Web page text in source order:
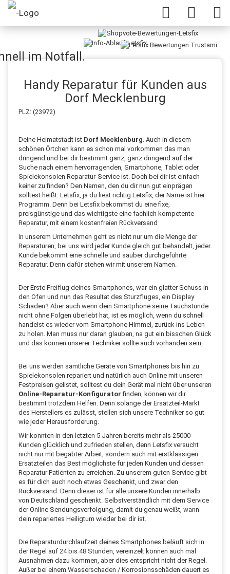
im Notfall.
Handy Reparatur für Kunden aus
Dorf Mecklenburg
PLZ: (23972)
Deine Heimatstadt ist Dorf Mecklenburg . Auch in diesem
schönen Örtchen kann es schon mal vorkommen das man
dringend und bei dir bestimmt ganz, ganz dringend auf der
Suche nach einem hervorragenden, Smartphone, Tablet oder
Spielekonsolen Reparatur-Service ist. Doch bei dir ist einfach
keiner zu finden? Den Namen, den du dir nun gut einprägen
solltest heißt: Letsfix, ja du liest richtig Letsfix, der Name ist hier
Programm. Denn bei Letsfix bekommst du eine fixe,
preisgünstige und das wichtigste eine fachlich kompetente
Reparatur, mit einem kostenfreien Rückversand
In unserem Unternehmen geht es nicht nur um die Menge der
Reparaturen, bei uns wird jeder Kunde gleich gut behandelt, jeder
Kunde bekommt eine schnelle und sauber durchgeführte
Reparatur. Denn dafür stehen wir mit unserem Namen.
Der Erste Freiflug deines Smartphones, war ein glatter Schuss in
den Ofen und nun das Resultat des Sturzfluges, ein Display
Schaden? Aber auch wenn dein Smartphone seine Tauchstunde
nicht ohne Folgen überlebt hat, ist es möglich, wenn du schnell
handelst es wieder vom Smartphone Himmel, zurück ins Leben
zu holen. Man muss nur daran glauben, na gut ein bisschen Glück
und das können unserer Techniker sollte auch vorhanden sein.
Bei uns werden sämtliche Geräte von Smartphones bis hin zu
Spielekonsolen repariert und natürlich auch Online mit unseren
Festpreisen gelistet, solltest du dein Gerät mal nicht über unseren
Online-Reparatur-Konfigurator finden, können wir dir
bestimmt trotzdem Helfen. Denn solange der Ersatzteil-Markt
des Herstellers es zulässt, stellen sich unsere Techniker so gut
wie jeder Herausforderung.
Wir konnten in den letzten 5 Jahren bereits mehr als 25000
Kunden glücklich und zufrieden stellen, denn Letsfix versucht
nicht nur mit begabter Arbeit, sondern auch mit erstklassigen
Ersatzteilen das Best möglichste für jeden Kunden und dessen
Reparatur Patienten zu erreichen. Zu unserem guten Service gibt
es für dich auch noch etwas Geschenkt, und zwar den
Rückversand. Denn dieser ist für alle unsere Kunden innerhalb
von Deutschland geschenkt. Selbstverständlich mit dem Service
der Online Sendungsverfolgung, damit du genau weißt, wann
dein repariertes Heiligtum wieder bei dir ist.
Die Reparaturdurchlaufzeit deines Smartphones beläuft sich in
der Regel auf 24 bis 48 Stunden, vereinzelt können auch mal
Ausnahmen dazu kommen, aber dies entspricht nicht der Regel.
Außer bei einem Wasserschaden / Korrosionsschäden dauert es